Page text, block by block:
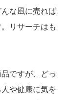
な風に売れば
リサーチはも
ですが、どっ
や健康に気を